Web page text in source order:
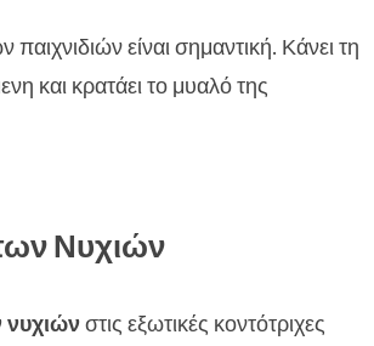
είναι σημαντική. Κάνει τη
και κρατάει το μυαλό της
Νυχιών
νυχιώνστις εξωτικές κοντότριχες